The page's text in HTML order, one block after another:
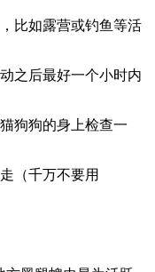
比如露营或钓鱼等活
之后最好一个小时内
狗狗的身上检查一
（千万不要用